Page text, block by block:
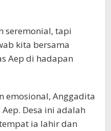
seremonial, tapi
kita bersama
Aep di hadapan
emosional, Anggadita
Desa ini adalah
ia lahir dan